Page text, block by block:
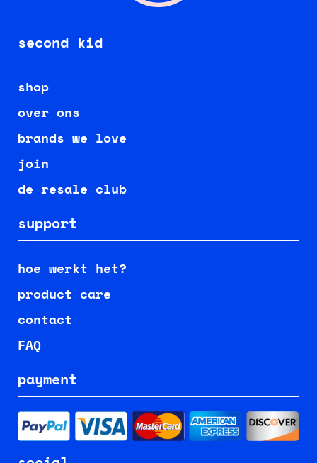
second kid
shop
over ons
brands we love
join
de resale club
support
hoe werkt het?
product care
contact
FAQ
payment